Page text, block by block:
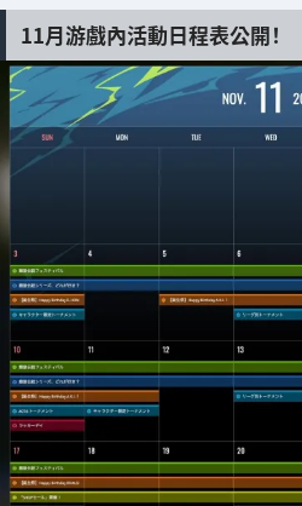
11月游戲內活動日程表公開！